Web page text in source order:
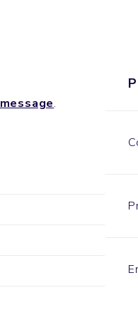
message.